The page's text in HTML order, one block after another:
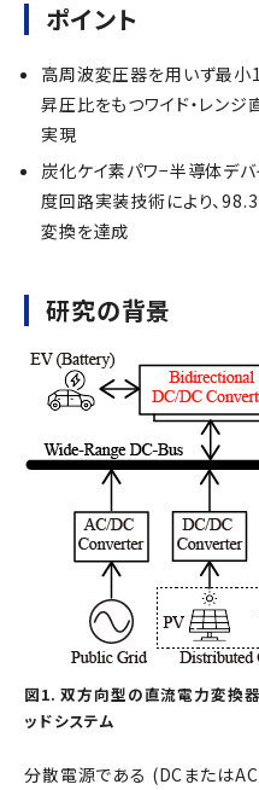
ポイント
高周波変圧器を用いず最
昇圧比をもつワイド・レン
実現
炭化ケイ素パワ−半導体デ
度回路実装技術により、
変換を達成
研究の背景
図1. 双方向型の直流電力変換
ッドシステム
分散電源である (DCまたはAC